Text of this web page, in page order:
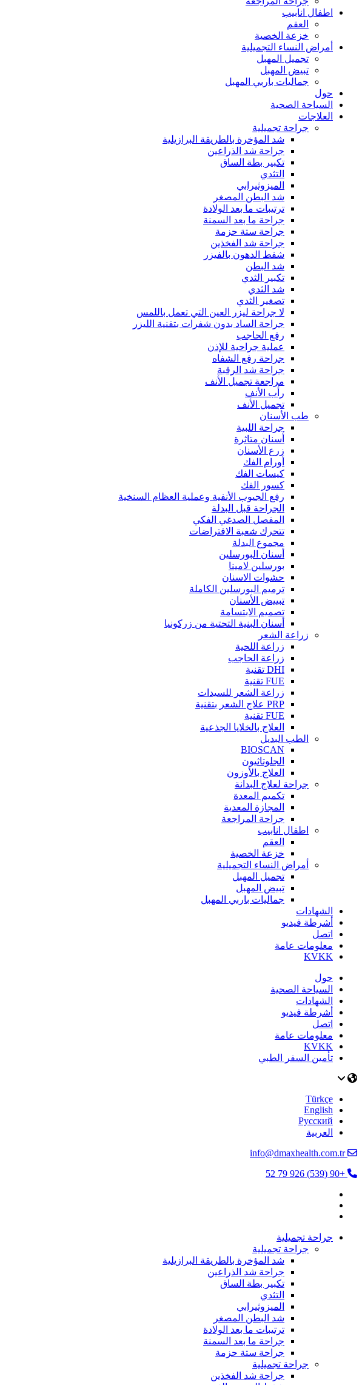
اطفال انابيب
العقم
خزعة الخصية
أمراض النساء التجميلية
تجميل المهبل
تبيض المهبل
جماليات باربي المهبل
حول
السياحة الصحية
العلاجات
جراحة تجميلية
شد المؤخرة بالطريقة البرازيلية
جراحة شد الذراعين
تكبير بطة الساق
التثدي
الميزوثيرابي
شد البطن المصغر
ترتيبات ما بعد الولادة
جراحة ما بعد السمنة
جراحة ستة حزمة
جراحة شد الفخذين
شفط الدهون بالفيزر
شد البطن
تكبير الثدي
شد الثدي
تصغير الثدي
لا جراحة ليزر العين التي تعمل باللمس
جراحة الساد بدون شفرات بتقنية الليزر
رفع الحاجب
عملية جراحية للإذن
جراحة رفع الشفاه
جراحة شد الرقبة
مراجعة تجميل الأنف
رأب الأنف
تجميل الأنف
طب الأسنان
جراحة اللبية
أسنان متاثرة
زرع الأسنان
أورام الفك
كيسات الفك
كسور الفك
رفع الجيوب الأنفية وعملية العظام السنخية
الجراحة قبل البدلة
المفصل الصدغي الفكي
تتحرك شعبة الافتراضات
مجموع البدلة
أسنان البورسلين
بورسلين لامينا
حشوات الاسنان
ترميم البورسلين الكاملة
تبييض الأسنان
تصميم الابتسامة
أسنان البنية التحتية من زركونيا
زراعة الشعر
زراعة اللحية
زراعة الحاجب
DHI تقنية
FUE تقنية
زراعة الشعر للسيدات
PRP علاج الشعر بتقنية
FUE تقنية
العلاج بالخلايا الجذعية
الطب البديل
BIOSCAN
الجلوتاثيون
العلاج بالأوزون
جراحة لعلاج البدانة
تكميم المعدة
المجازة المعدية
جراحة المراجعة
اطفال انابيب
العقم
خزعة الخصية
أمراض النساء التجميلية
تجميل المهبل
تبيض المهبل
جماليات باربي المهبل
الشهادات
أشرطة فيديو
اتصل
معلومات عامة
KVKK
حول
السياحة الصحية
الشهادات
أشرطة فيديو
اتصل
معلومات عامة
KVKK
تأمين السفر الطبي
Türkçe
English
Русский
العربية
info@dmaxhealth.com.tr
+90 (539) 926 79 52
جراحة تجميلية
جراحة تجميلية
شد المؤخرة بالطريقة البرازيلية
جراحة شد الذراعين
تكبير بطة الساق
التثدي
الميزوثيرابي
شد البطن المصغر
ترتيبات ما بعد الولادة
جراحة ما بعد السمنة
جراحة ستة حزمة
جراحة تجميلية
جراحة شد الفخذين